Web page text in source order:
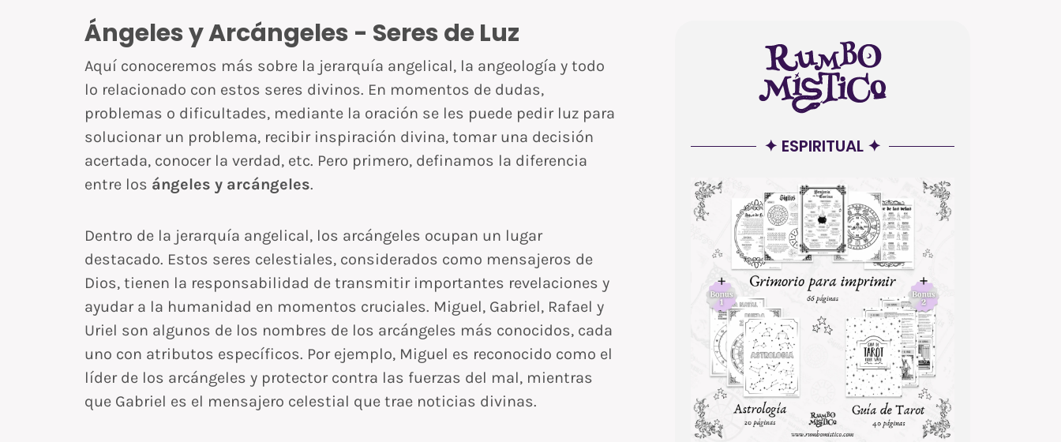
Ángeles y Arcángeles - Seres de Luz
Aquí conoceremos más sobre la jerarquía angelical, la angeología y todo
lo relacionado con estos seres divinos. En momentos de dudas,
problemas o dificultades, mediante la oración se les puede pedir luz para
solucionar un problema, recibir inspiración divina, tomar una decisión
acertada, conocer la verdad, etc. Pero primero, definamos la diferencia
entre los ángeles y arcángeles.
Dentro de la jerarquía angelical, los arcángeles ocupan un lugar
destacado. Estos seres celestiales, considerados como mensajeros de
Dios, tienen la responsabilidad de transmitir importantes revelaciones y
ayudar a la humanidad en momentos cruciales. Miguel, Gabriel, Rafael y
Uriel son algunos de los nombres de los arcángeles más conocidos, cada
uno con atributos específicos. Por ejemplo, Miguel es reconocido como el
líder de los arcángeles y protector contra las fuerzas del mal, mientras
que Gabriel es el mensajero celestial que trae noticias divinas.
✦ ESPIRITUAL ✦